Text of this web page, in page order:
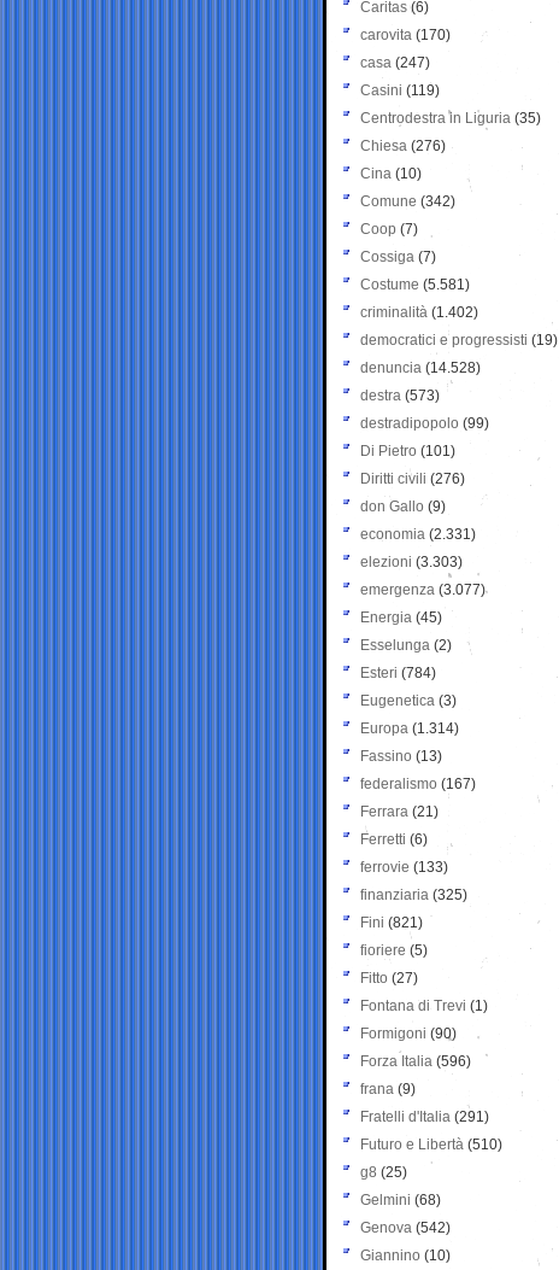
Caritas (6)
carovita (170)
casa (247)
Casini (119)
Centrodestra in Liguria (35)
Chiesa (276)
Cina (10)
Comune (342)
Coop (7)
Cossiga (7)
Costume (5.581)
criminalità (1.402)
democratici e progressisti (19)
denuncia (14.528)
destra (573)
destradipopolo (99)
Di Pietro (101)
Diritti civili (276)
don Gallo (9)
economia (2.331)
elezioni (3.303)
emergenza (3.077)
Energia (45)
Esselunga (2)
Esteri (784)
Eugenetica (3)
Europa (1.314)
Fassino (13)
federalismo (167)
Ferrara (21)
Ferretti (6)
ferrovie (133)
finanziaria (325)
Fini (821)
fioriere (5)
Fitto (27)
Fontana di Trevi (1)
Formigoni (90)
Forza Italia (596)
frana (9)
Fratelli d'Italia (291)
Futuro e Libertà (510)
g8 (25)
Gelmini (68)
Genova (542)
Giannino (10)